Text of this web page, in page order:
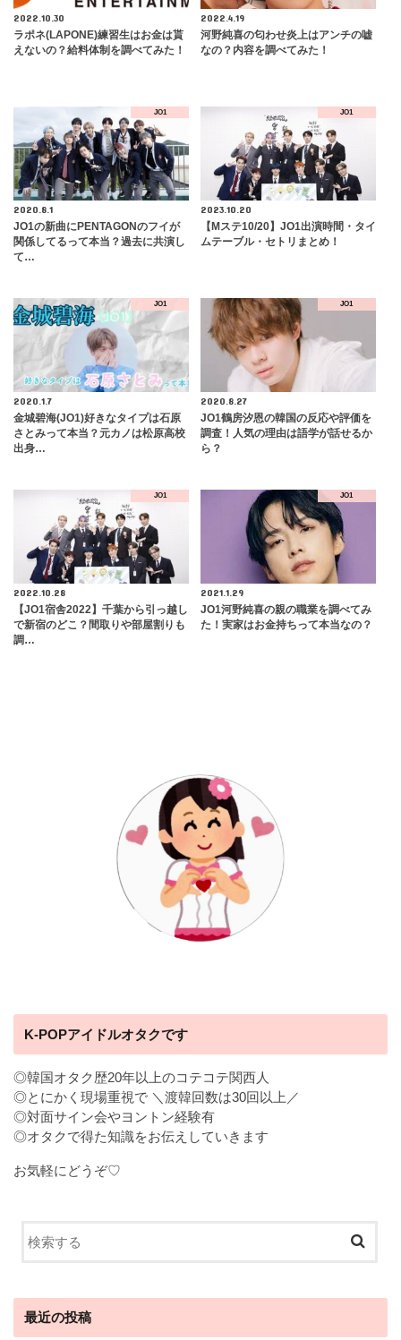
2022.10.30
ラポネ(LAPONE)練習生はお金は貰
えないの？給料体制を調べてみた！
2022.4.19
河野純喜の匂わせ炎上はアンチの嘘
なの？内容を調べてみた！
JO1
2020.8.1
JO1の新曲にPENTAGONのフイが
関係してるって本当？過去に共演し
て…
JO1
2023.10.20
【Mステ10/20】JO1出演時間・タイ
ムテーブル・セトリまとめ！
JO1
2020.1.7
金城碧海(JO1)好きなタイプは石原
さとみって本当？元カノは松原高校
出身…
JO1
2020.8.27
JO1鶴房汐恩の韓国の反応や評価を
調査！人気の理由は語学が話せるか
ら？
JO1
2022.10.28
【JO1宿舎2022】千葉から引っ越し
で新宿のどこ？間取りや部屋割りも
調…
JO1
2021.1.29
JO1河野純喜の親の職業を調べてみ
た！実家はお金持ちって本当なの？
K-POPアイドルオタクです
◎韓国オタク歴20年以上のコテコテ関西人
◎とにかく現場重視で ＼渡韓回数は30回以上／
◎対面サイン会やヨントン経験有
◎オタクで得た知識をお伝えしていきます
お気軽にどうぞ♡
最近の投稿